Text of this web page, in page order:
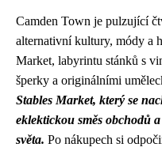
Camden Town je pulzující
alternativní kultury, módy a
Market, labyrintu stánků s
šperky a originálními
Stables Market, který se
eklektickou směs obchodů
světa. Po nákupech si